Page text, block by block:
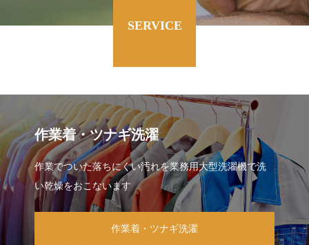
SERVICE
作業着・ツナギ洗濯
作業でついた落ちにくい汚れを業務用大型洗濯機で洗
い乾燥をおこないます
作業着・ツナギ洗濯